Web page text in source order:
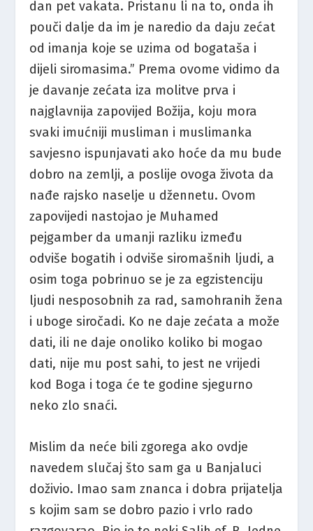
dan pet vakata. Pristanu li na to, onda ih
pouči dalje da im je naredio da daju zećat
od imanja koje se uzima od bogataša i
dijeli siromasima.” Prema ovome vidimo da
je davanje zećata iza molitve prva i
najglavnija zapovijed Božija, koju mora
svaki imućniji musliman i muslimanka
savjesno ispunjavati ako hoće da mu bude
dobro na zemlji, a poslije ovoga života da
nađe rajsko naselje u džennetu. Ovom
zapovijedi nastojao je Muhamed
pejgamber da umanji razliku između
odviše bogatih i odviše siromašnih ljudi, a
osim toga pobrinuo se je za egzistenciju
ljudi nesposobnih za rad, samohranih žena
i uboge siročadi. Ko ne daje zećata a može
dati, ili ne daje onoliko koliko bi mogao
dati, nije mu post sahi, to jest ne vrijedi
kod Boga i toga će te godine sjegurno
neko zlo snaći.
Mislim da neće bili zgorega ako ovdje
navedem slučaj što sam ga u Banjaluci
doživio. Imao sam znanca i dobra prijatelja
s kojim sam se dobro pazio i vrlo rado